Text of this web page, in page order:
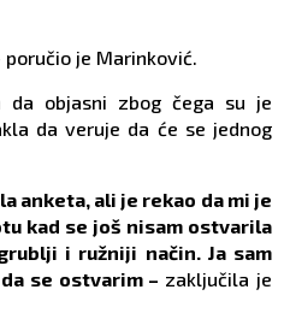
poručio je Marinković.
da objasni zbog čega su je
da veruje da će se jednog
anketa, ali je rekao da mi je
kad se još nisam ostvarila
i ružniji način. Ja sam
se ostvarim – zaključila je